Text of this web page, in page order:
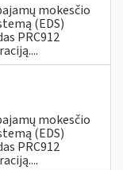
mokesčio
(EDS)
PRC912
mokesčio
(EDS)
PRC912